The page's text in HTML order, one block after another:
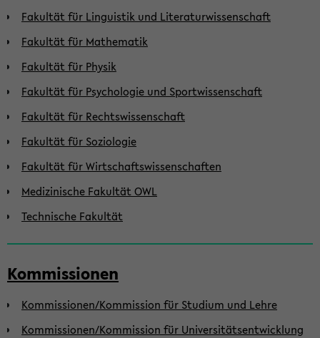
Fakultät für Linguistik und Literaturwissenschaft
Fakultät für Mathematik
Fakultät für Physik
Fakultät für Psychologie und Sportwissenschaft
Fakultät für Rechtswissenschaft
Fakultät für Soziologie
Fakultät für Wirtschaftswissenschaften
Medizinische Fakultät OWL
Technische Fakultät
Kommissionen
Kommissionen/Kommission für Studium und Lehre
Kommissionen/Kommission für Universitätsentwicklung